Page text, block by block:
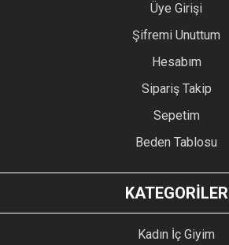
Üye Girişi
Şifremi Unuttum
Hesabım
Sipariş Takip
Sepetim
Beden Tablosu
KATEGORİLER
Kadın İç Giyim